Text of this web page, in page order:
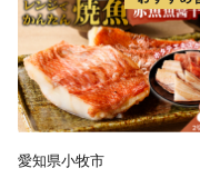
愛知県小牧市